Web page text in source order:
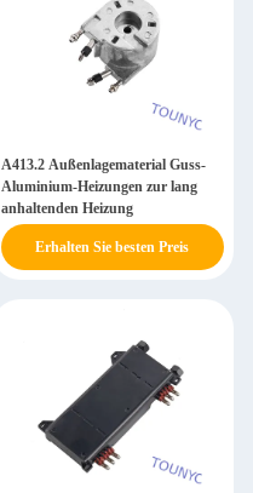
A413.2 Außenlagematerial Guss-
Aluminium-Heizungen zur lang
anhaltenden Heizung
Erhalten Sie besten Preis